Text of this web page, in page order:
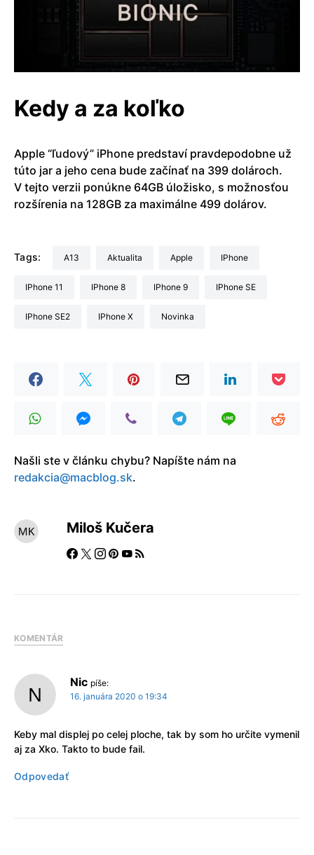
Kedy a za koľko
Apple “ľudový” iPhone predstaví pravdepodobne už
túto jar a jeho cena bude začínať na 399 dolároch.
V tejto verzii ponúkne 64GB úložisko, s možnosťou
rozšírenia na 128GB za maximálne 499 dolárov.
Tags: a13 aktualita Apple iPhone
iPhone 11 iPhone 8 iPhone 9 iPhone SE
iPhone SE2 iPhone X Novinka
Našli ste v článku chybu? Napíšte nám na
redakcia@macblog.sk.
Miloš Kučera
KOMENTÁR
Nic píše:
16. januára 2020 o 19:34
Keby mal displej po celej ploche, tak by som ho určite vymenil
aj za Xko. Takto to bude fail.
Odpovedať